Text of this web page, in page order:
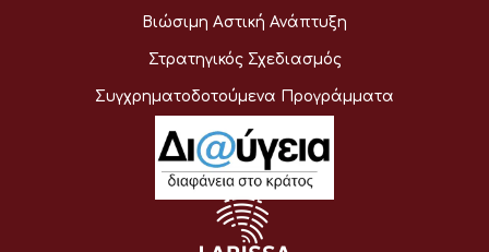
Βιώσιμη Αστική Ανάπτυξη
Στρατηγικός Σχεδιασμός
Συγχρηματοδοτούμενα Προγράμματα